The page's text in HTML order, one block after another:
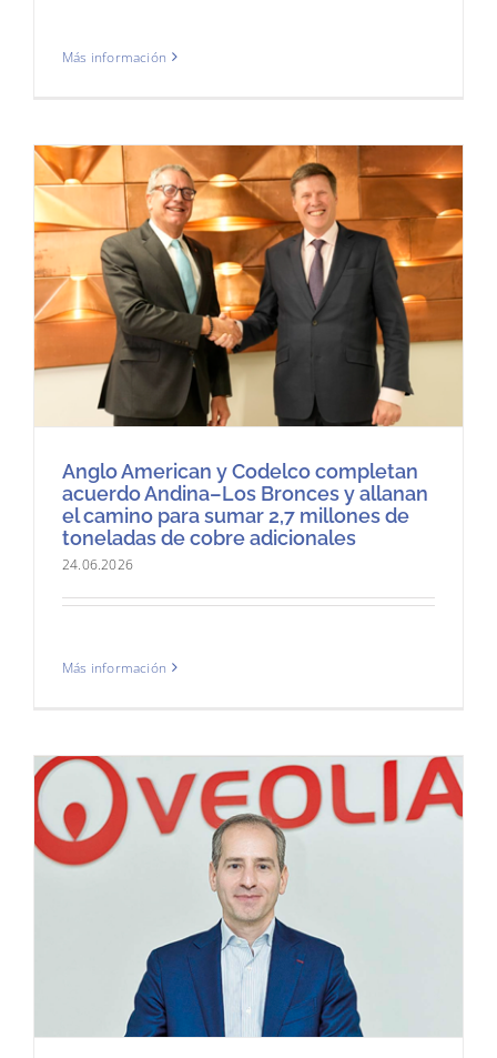
Más información
Anglo American y Codelco completan
acuerdo Andina–Los Bronces y allanan
el camino para sumar 2,7 millones de
toneladas de cobre adicionales
24.06.2026
Más información